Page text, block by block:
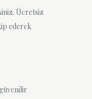
Ücretsiz
ederek